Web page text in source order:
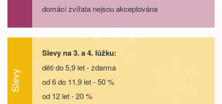
05.09. - 10.09.26 6 dní 9 300 Kč
05.09. - 12.09.26 8 dní
domácí zvířata nejsou akceptována
Slevy
Slevy na 3. a 4. lůžku:
děti do 5,9 let - zdarma
od 6 do 11,9 let - 50 %
od 12 let - 20 %